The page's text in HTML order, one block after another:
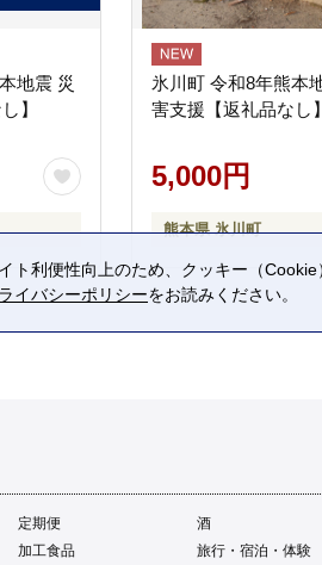
地震 災
】
氷川町 令和8年熊本
害支援【返礼品なし】
5,000円
熊本県 氷川町
定期便
酒
加工食品 旅行・宿泊・体験
ト利便性向上のため、クッキー（
イバシーポリシーをお読みください。